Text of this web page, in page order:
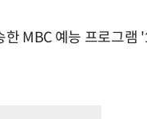
MBC 예능 프로그